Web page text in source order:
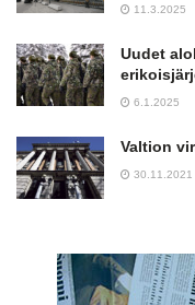
11.3.2025
Uudet
6.1.2025
Valtion
30.11.2021